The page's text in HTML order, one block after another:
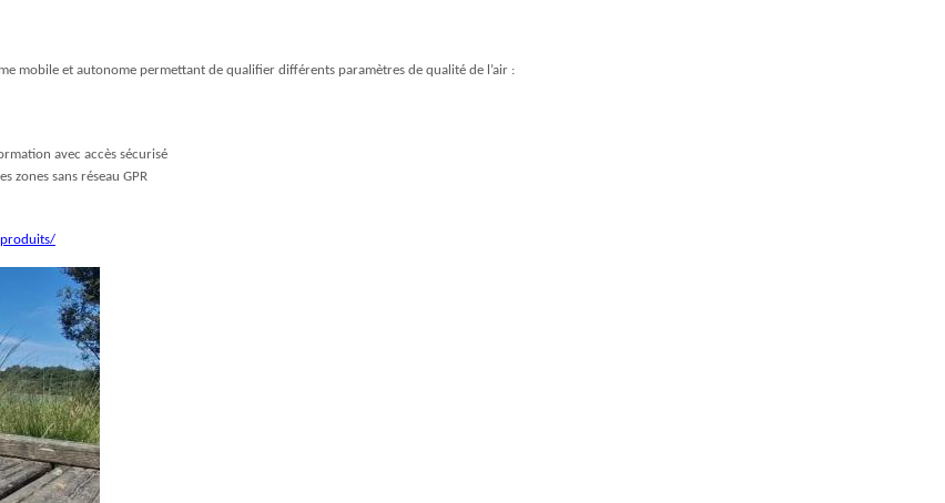
mobile et autonome permettant de qualifier différents paramètres de qualité de l’air :
avec accès sécurisé
zones sans réseau GPR
produits/